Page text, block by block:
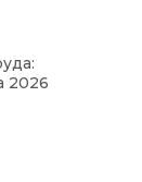
2026